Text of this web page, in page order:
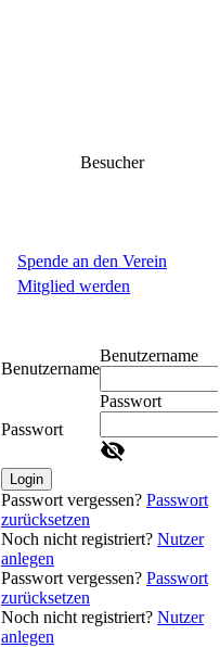
Besucher
Spende an den Verein
Mitglied werden
Benutzername
Benutzername
Passwort
Passwort
Login
Passwort vergessen? Passwort
zurücksetzen
Noch nicht registriert? Nutzer
anlegen
Passwort vergessen? Passwort
zurücksetzen
Noch nicht registriert? Nutzer
anlegen